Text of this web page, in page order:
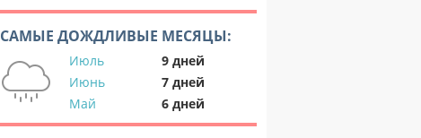
САМЫЕ ДОЖДЛИВЫЕ МЕСЯЦЫ:
Июль
9 дней
Июнь
7 дней
Май
6 дней